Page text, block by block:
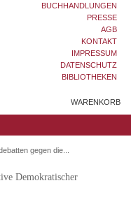
BUCHHANDLUNGEN
PRESSE
AGB
KONTAKT
IMPRESSUM
DATENSCHUTZ
BIBLIOTHEKEN
WARENKORB
gegen die...
Demokratischer